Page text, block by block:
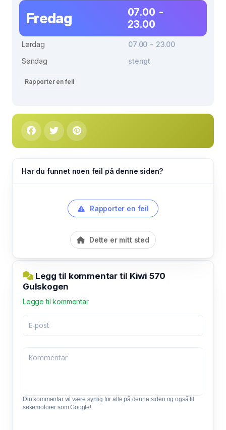
Fredag
07.00 -
23.00
Lørdag
07.00 - 23.00
Søndag
stengt
Rapporter en feil
Har du funnet noen feil på denne siden?
Rapporter en feil
Dette er mitt sted
Legg til kommentar til Kiwi 570
Gulskogen
Legge til kommentar
Din kommentar vil være synlig for alle på denne siden og også til
søkemotorer som Google!